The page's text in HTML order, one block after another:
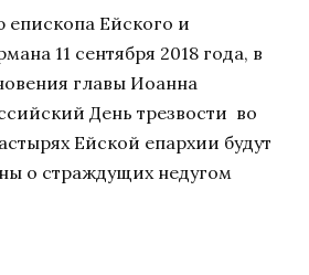
епископа Ейского и
11 сентября 2018 года, в
главы Иоанна
День трезвости во
Ейской епархии будут
о страждущих недугом